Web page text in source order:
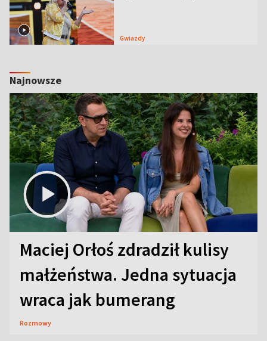
Gwiazdy
Najnowsze
Maciej Orłoś zdradził kulisy
małżeństwa. Jedna sytuacja
wraca jak bumerang
Rozmowy